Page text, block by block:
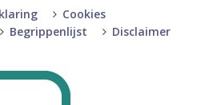
Cookies
Begrippenlijst
Disclaimer